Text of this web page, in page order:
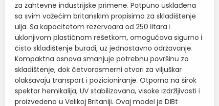
za zahtevne industrijske primene. Potpuno usklađena
sa svim važećim britanskim propisima za skladištenje
ulja. Sa kapacitetom rezervoara od 250 litara i
uklonjivom plastičnom rešetkom, omogućava sigurno i
čisto skladištenje buradi, uz jednostavno održavanje.
Kompaktna osnova smanjuje potrebnu površinu za
skladištenje, dok četvorosmerni otvori za viljuškar
olakšavaju transport i pozicioniranje. Otporna na širok
spektar hemikalija, UV stabilizovana, visoke izdržljivosti i
proizvedena u Velikoj Britaniji. Ovaj model je DIBt